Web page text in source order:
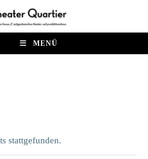
MENÜ
stattgefunden.